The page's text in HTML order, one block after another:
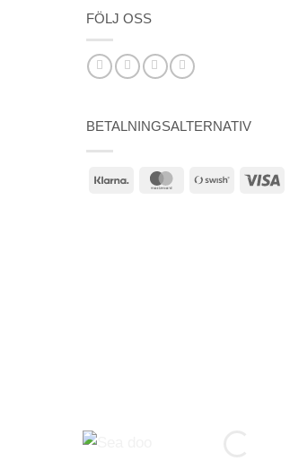
FÖLJ OSS
BETALNINGSALTERNATIV
Klarna MasterCardSwish